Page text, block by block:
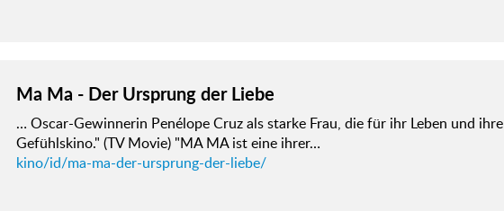
Ma Ma - Der Ursprung der Liebe
… Oscar-Gewinnerin Penélope Cruz als starke Frau, die für ihr Leben und ihre
Gefühlskino." (TV Movie) "MA MA ist eine ihrer…
kino/id/ma-ma-der-ursprung-der-liebe/